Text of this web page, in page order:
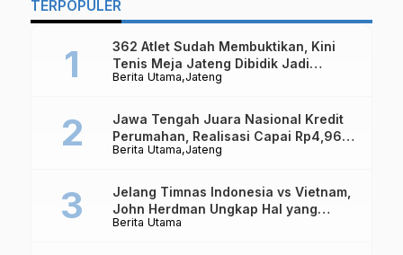
TERPOPULER
Berita Utama Jateng
362 Atlet Sudah Membuktikan, Kini
Tenis Meja Jateng Dibidik Jadi
Kekuatan Nasional
Berita Utama Jateng
Jawa Tengah Juara Nasional Kredit
Perumahan, Realisasi Capai Rp4,96
Triliun
Berita Utama
Jelang Timnas Indonesia vs Vietnam,
John Herdman Ungkap Hal yang
Dipertaruhkan